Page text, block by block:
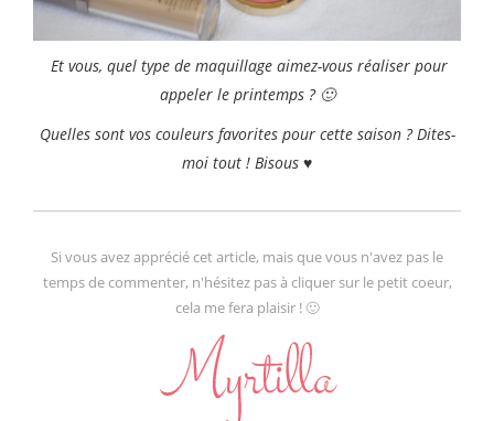
Et vous, quel type de maquillage aimez-vous réaliser pour
appeler le printemps ? 🙂
Quelles sont vos couleurs favorites pour cette saison ? Dites-
moi tout ! Bisous ♥
Si vous avez apprécié cet article, mais que vous n'avez pas le
temps de commenter, n'hésitez pas à cliquer sur le petit coeur,
cela me fera plaisir ! 🙂